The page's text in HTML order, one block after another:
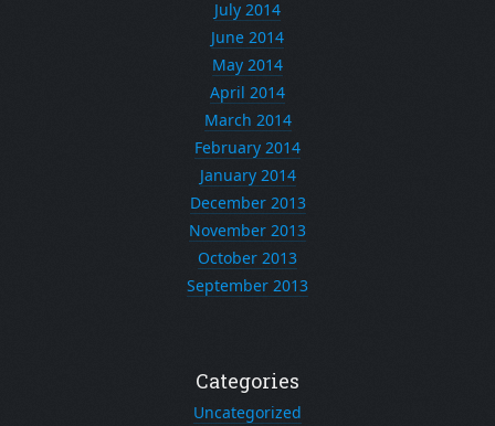
July 2014
June 2014
May 2014
April 2014
March 2014
February 2014
January 2014
December 2013
November 2013
October 2013
September 2013
Categories
Uncategorized